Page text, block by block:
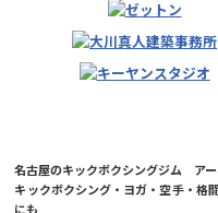
名古屋のキックボクシングジム ア
キックボクシング・ヨガ・空手・
にも